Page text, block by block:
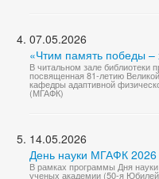
07.05.2026
«Чтим память победы
В читальном зале библиотеки
посвященная 81-летию
кафедры адаптивной
(МГАФК)
14.05.2026
День науки МГАФК 2026
В рамках программы Дня
ученых академии (50-я